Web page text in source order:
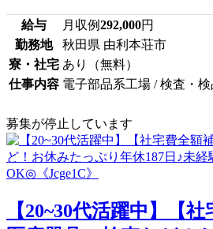
給与 月収例292,000円
勤務地
秋田県 由利本荘市
寮・社宅 あり（無料）
仕事内容 電子部品系工場 / 検査・検
募集が停止しています
【20~30代活躍中】【社